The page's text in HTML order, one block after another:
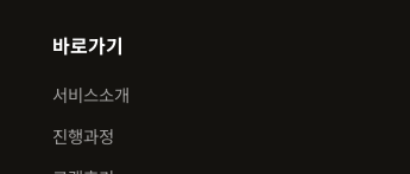
바로가기
서비스소개
진행과정